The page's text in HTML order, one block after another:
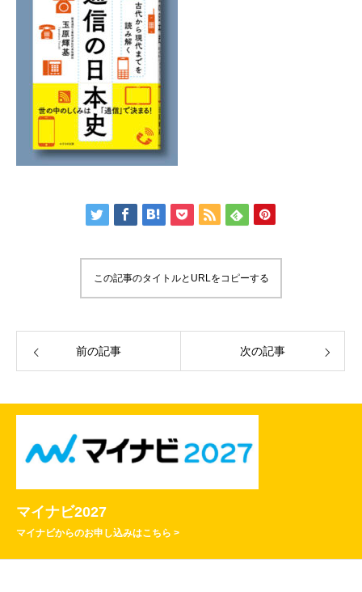
この記事のタイトルとURLをコピーする
前の記事 次の記事
マイナビ2027
マイナビからのお申し込みはこちら >